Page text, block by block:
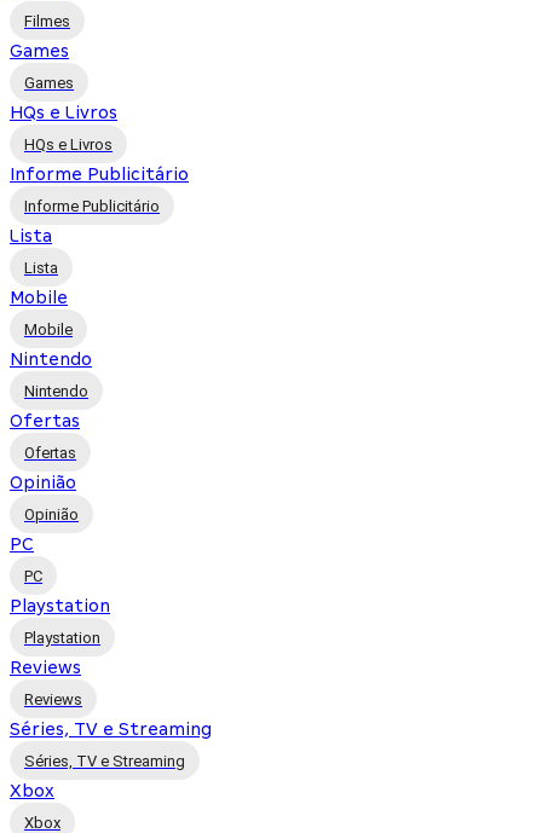
Filmes
Games
Games
HQs e Livros
HQs e Livros
Informe Publicitário
Informe Publicitário
Lista
Lista
Mobile
Mobile
Nintendo
Nintendo
Ofertas
Ofertas
Opinião
Opinião
PC
PC
Playstation
Playstation
Reviews
Reviews
Séries, TV e Streaming
Séries, TV e Streaming
Xbox
Xbox